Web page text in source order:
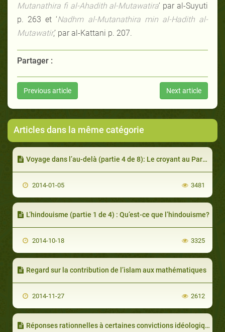
Mutanathira fi al-Ahadith al-Mutawatira’ par al-Suyuti
p. 263 et ‘Nadhm al-Mutanathira min al-Hadith al-
Mutawatir,’ par al-Kattani p. 207.
Partager :
Previous article Next article
Articles dans la même catégorie
Voyage dans l’au-delà (partie 4 de 8): Le croyant au Paradis
2014-01-05 3481
L’hindouisme (partie 1 de 4) : Qu’est-ce que l’hindouisme?
2014-10-18 3325
Regard sur la contribution de l’islam aux mathématiques
2014-11-27 2612
Réponses rationnelles à certaines convictions idéologiques